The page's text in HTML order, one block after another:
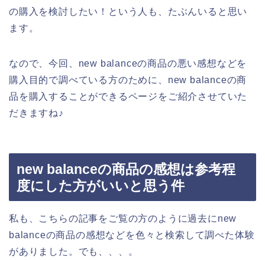
の購入を検討したい！という人も、たぶんいると思い
ます。
なので、今回、new balanceの商品の悪い感想などを
購入目的で調べている方のために、new balanceの商
品を購入することができるページをご紹介させていた
だきますね♪
new balanceの商品の感想は参考程
度にした方がいいと思う件
私も、こちらの記事をご覧の方のように過去にnew
balanceの商品の感想などを色々と検索して調べた体験
がありました。でも、、、。